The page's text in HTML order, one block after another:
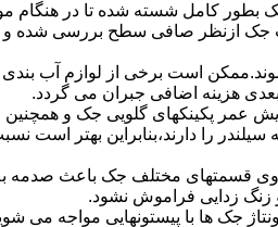
بطور کامل شسته شده تا در هنگام
جک ازنظر صافی سطح بررسی شده و
است برخی از لوازم آب بندی
هزینه اضافی جبران می گردد.
عمر پکینکهای گلویی جک و
را دارند،بنابراین بهتر است
قسمتهای مختلف جک باعث صدمه به
زدایی فراموش نشود.
جک ها با پیستونهایی مواجه می